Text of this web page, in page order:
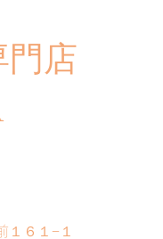
店
１６１−１